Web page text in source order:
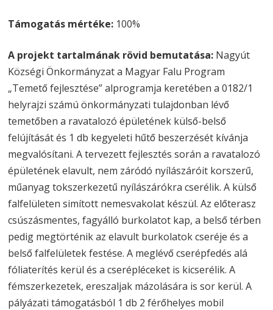
Támogatás mértéke: 100%
A projekt tartalmának rövid bemutatása: Nagyút
Községi Önkormányzat a Magyar Falu Program
„Temető fejlesztése” alprogramja keretében a 0182/1
helyrajzi számú önkormányzati tulajdonban lévő
temetőben a ravatalozó épületének külső-belső
felújítását és 1 db kegyeleti hűtő beszerzését kívánja
megvalósítani. A tervezett fejlesztés során a ravatalozó
épületének elavult, nem záródó nyílászáróit korszerű,
műanyag tokszerkezetű nyílászárókra cserélik. A külső
falfelületen simított nemesvakolat készül. Az előterasz
csúszásmentes, fagyálló burkolatot kap, a belső térben
pedig megtörténik az elavult burkolatok cseréje és a
belső falfelületek festése. A meglévő cserépfedés alá
fóliaterítés kerül és a cserépléceket is kicserélik. A
fémszerkezetek, ereszaljak mázolására is sor kerül. A
pályázati támogatásból 1 db 2 férőhelyes mobil